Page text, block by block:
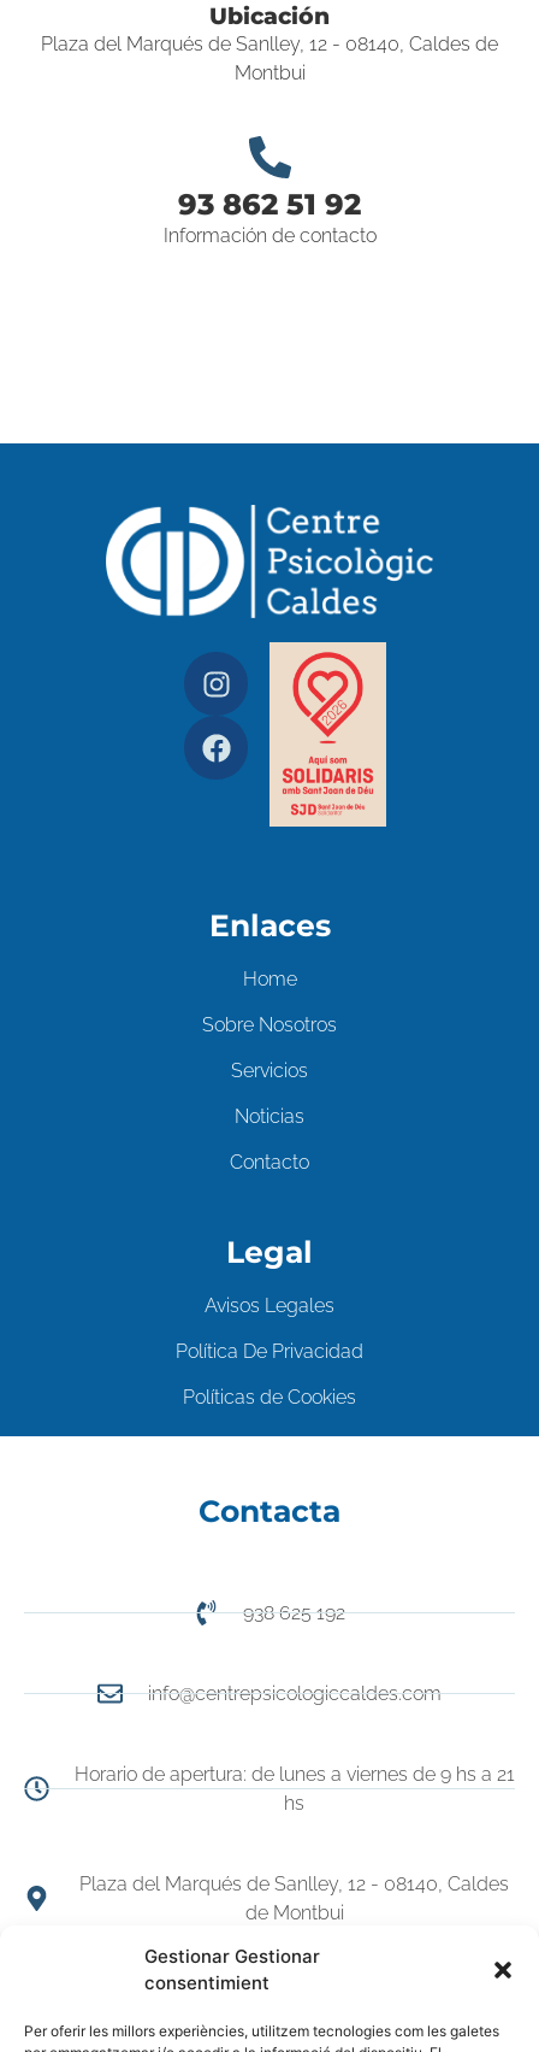
Gestionar Gestionar
consentimient
Per oferir les millors experiències, utilitzem tecnologies com les galetes
Ubicación
Plaza del Marqués de Sanlley, 12 - 08140, Caldes de
Montbui
93 862 51 92
Información de contacto
Enlaces
Home
Sobre Nosotros
Servicios
Noticias
Contacto
Legal
Avisos Legales
Política De Privacidad
Políticas de Cookies
Contacta
938 625 192
info@centrepsicologiccaldes.com
Horario de apertura: de lunes a viernes de 9 hs a 21
hs
Plaza del Marqués de Sanlley, 12 - 08140, Caldes
de Montbui
© 2026 CENTRE PSICOLÓGIC CALDES